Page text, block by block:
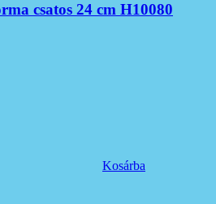
csatos 24 cm H10080
Kosárba